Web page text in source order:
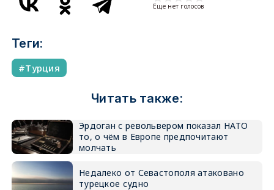
Еще нет голосов
Теги:
Турция
Читать также:
Эрдоган с револьвером показал НАТО
то, о чём в Европе предпочитают
молчать
Недалеко от Севастополя атаковано
турецкое судно